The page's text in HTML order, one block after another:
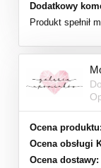
Dodatkowy
Produkt spełnił
Ocena produktu:
Ocena obsługi
Ocena dostawy: